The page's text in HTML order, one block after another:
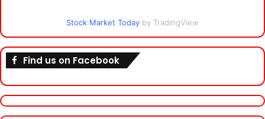
Stock Market Today by TradingView
Find us on Facebook